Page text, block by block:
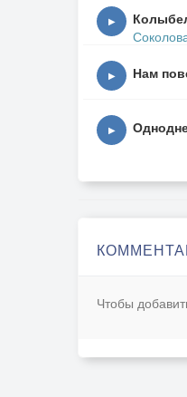
И
Да будет
ПРИПЕВ
▶
▶ Нам
▶
Чтобы